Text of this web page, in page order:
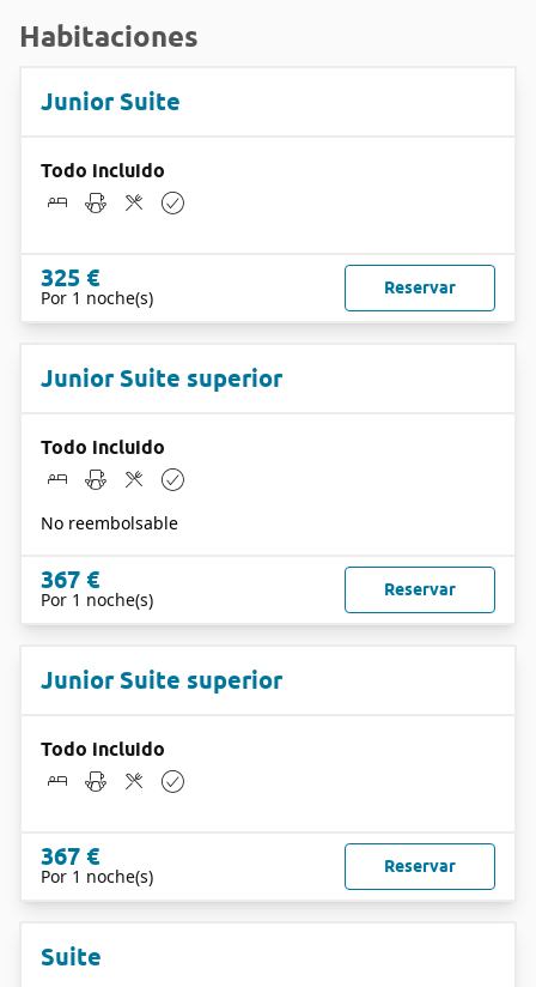
Habitaciones
Junior Suite
Todo incluido
325 €
Por 1 noche(s) Reservar
Junior Suite superior
Todo incluido
No reembolsable
367 €
Por 1 noche(s) Reservar
Junior Suite superior
Todo incluido
367 €
Por 1 noche(s) Reservar
Suite